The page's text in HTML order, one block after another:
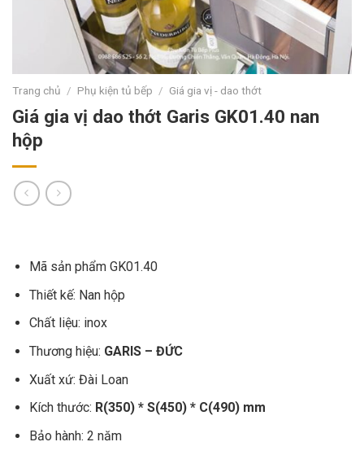
Trang chủ / Phụ kiện tủ bếp / Giá gia vị - dao thớt
Giá gia vị dao thớt Garis GK01.40 nan
hộp
Mã sản phẩm GK01.40
Thiết kế: Nan hộp
Chất liệu: inox
Thương hiệu: GARIS – ĐỨC
Xuất xứ: Đài Loan
Kích thước: R(350) * S(450) * C(490) mm
Bảo hành: 2 năm